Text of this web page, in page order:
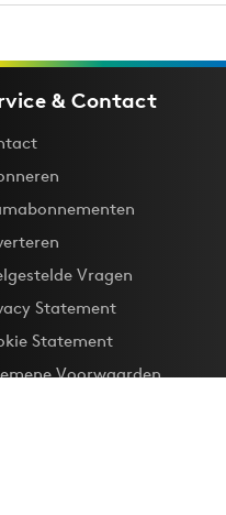
& Contact
Vragen
Statement
Statement
Voorwaarden